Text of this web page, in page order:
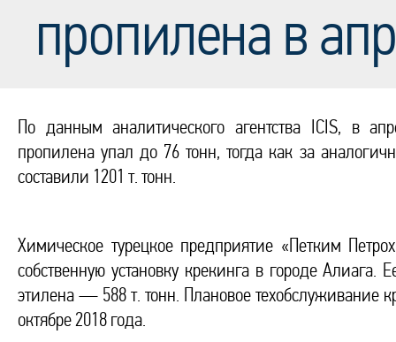
пропилена в
По данным аналитического агентства ICIS, в
пропилена упал до 76 тонн, тогда как за
составили 1201 т. тонн.
Химическое турецкое предприятие «Петким
собственную установку крекинга в городе
этилена — 588 т. тонн. Плановое техобслуживание
октябре 2018 года.